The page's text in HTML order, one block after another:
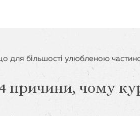
для більшості улюбленою
причини, чому